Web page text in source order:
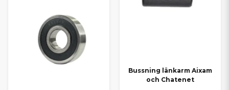
Bussning länkarm Aixam
och Chatenet